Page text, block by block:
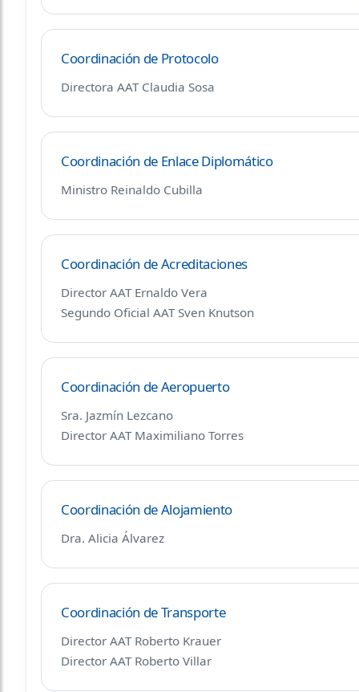
Coordinación de Protocolo
Directora AAT Claudia Sosa
Coordinación de Enlace Diplomático
Ministro Reinaldo Cubilla
Coordinación de Acreditaciones
Director AAT Ernaldo Vera
Segundo Oficial AAT Sven Knutson
Coordinación de Aeropuerto
Sra. Jazmín Lezcano
Director AAT Maximiliano Torres
Coordinación de Alojamiento
Dra. Alicia Álvarez
Coordinación de Transporte
Director AAT Roberto Krauer
Director AAT Roberto Villar